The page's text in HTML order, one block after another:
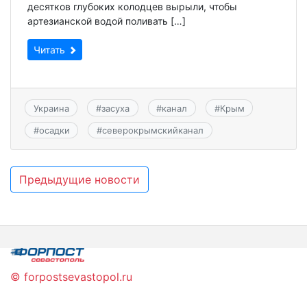
десятков глубоких колодцев вырыли, чтобы
артезианской водой поливать […]
Читать
Украина #засуха #канал #Крым
#осадки #северокрымскийканал
Навигация
записям
Предыдущие новости
© forpostsevastopol.ru